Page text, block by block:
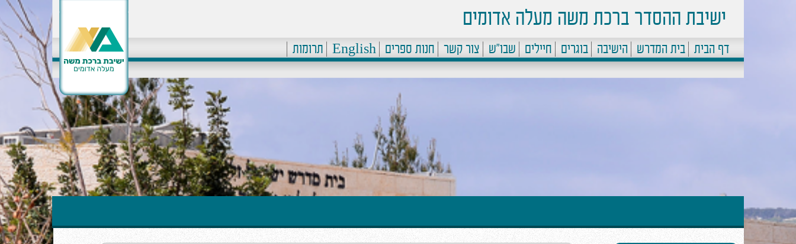
ישיבת ההסדר ברכת משה מעלה אדומים
דף הבית בית המדרש הישיבה בוגרים חיילים שבו"ש צור קשר חנות ספרים English תרומות